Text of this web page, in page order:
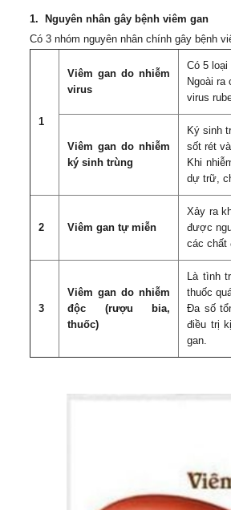
1. Nguyên nhân gây bệnh viêm gan
Có 3 nhóm nguyên nhân chính gây bệnh
1
Viêm gan do nhiễm
virus
Có 5
Ngoài
virus
Viêm gan do nhiễm
ký sinh trùng
Ký sinh
sốt rét
Khi
dự trữ,
2 Viêm gan tự miễn
Xảy ra
được
các chất
3
Viêm gan do nhiễm
độc (rượu bia,
thuốc)
Là tình
thuốc
Đa số
điều trị
gan.